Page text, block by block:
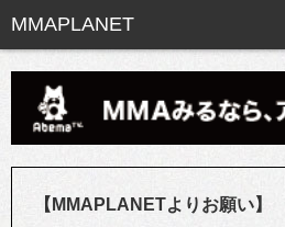
【MMAPLANETよりお願い】